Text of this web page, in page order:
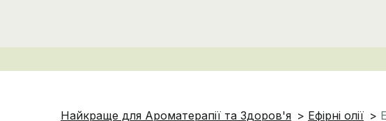
Найкраще для Ароматерапії та Здоров'я Ефірні олії